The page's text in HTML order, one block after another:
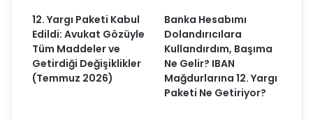
12. Yargı Paketi Kabul
Edildi: Avukat Gözüyle
Tüm Maddeler ve
Getirdiği Değişiklikler
(Temmuz 2026)
Banka Hesabımı
Dolandırıcılara
Kullandırdım, Başıma
Ne Gelir? IBAN
Mağdurlarına 12. Yargı
Paketi Ne Getiriyor?